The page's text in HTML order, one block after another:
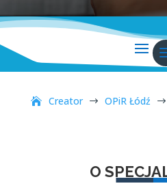
Creator $ OPiR Łódź $
O